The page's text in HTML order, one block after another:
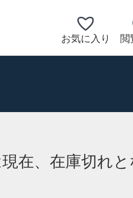
お気に入り 閲
在、在庫切れ